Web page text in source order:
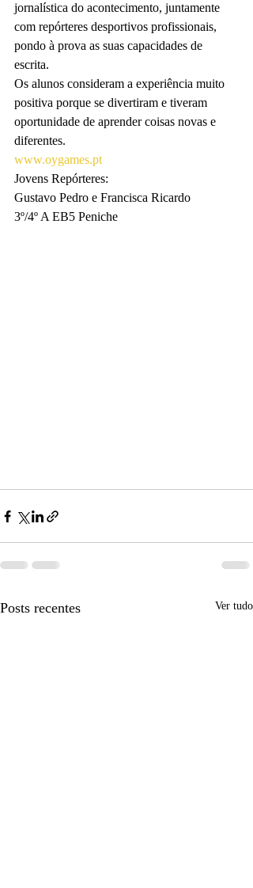
jornalística do acontecimento, juntamente
com repórteres desportivos profissionais,
pondo à prova as suas capacidades de
escrita.
Os alunos consideram a experiência muito
positiva porque se divertiram e tiveram
oportunidade de aprender coisas novas e
diferentes.
www.oygames.pt
Jovens Repórteres:
Gustavo Pedro e Francisca Ricardo
3º/4º A EB5 Peniche
Posts recentes Ver tudo